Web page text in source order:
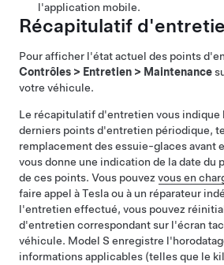
l'application mobile.
Récapitulatif
Pour afficher l'état actuel des points
Contrôles > Entretien > Maintenance
votre véhicule.
Le récapitulatif d'entretien vous indique
derniers points d'entretien périodique,
remplacement des essuie-glaces avant
vous donne une indication de la date du
de ces points. Vous pouvez vous en
faire appel à Tesla ou à un réparateur
l'entretien effectué, vous pouvez
d'entretien correspondant sur l'écran
véhicule. Model S enregistre
informations applicables (telles que le